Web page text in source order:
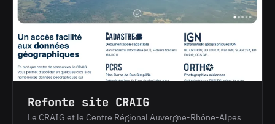
Refonte site CRAIG
Le CRAIG et le Centre Régional Auvergne-Rhône-Alpes